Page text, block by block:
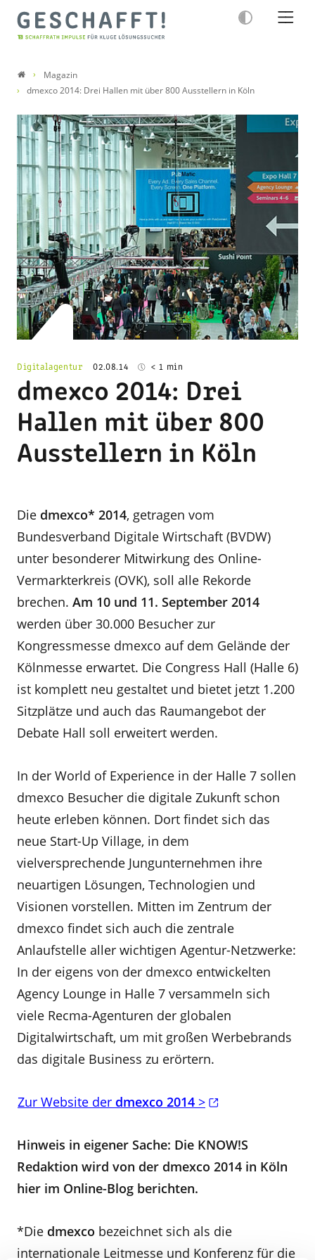
Magazin
dmexco 2014: Drei Hallen mit über 800 Ausstellern in Köln
Digitalagentur 02.08.14 < 1 min
dmexco 2014: Drei
Hallen mit über 800
Ausstellern in Köln
Die dmexco* 2014, getragen vom
Bundesverband Digitale Wirtschaft (BVDW)
unter besonderer Mitwirkung des Online-
Vermarkterkreis (OVK), soll alle Rekorde
brechen. Am 10 und 11. September 2014
werden über 30.000 Besucher zur
Kongressmesse dmexco auf dem Gelände der
Kölnmesse erwartet. Die Congress Hall (Halle 6)
ist komplett neu gestaltet und bietet jetzt 1.200
Sitzplätze und auch das Raumangebot der
Debate Hall soll erweitert werden.
In der World of Experience in der Halle 7 sollen
dmexco Besucher die digitale Zukunft schon
heute erleben können. Dort findet sich das
neue Start-Up Village, in dem
vielversprechende Jungunternehmen ihre
neuartigen Lösungen, Technologien und
Visionen vorstellen. Mitten im Zentrum der
dmexco findet sich auch die zentrale
Anlaufstelle aller wichtigen Agentur-Netzwerke:
In der eigens von der dmexco entwickelten
Agency Lounge in Halle 7 versammeln sich
viele Recma-Agenturen der globalen
Digitalwirtschaft, um mit großen Werbebrands
das digitale Business zu erörtern.
Zur Website der dmexco 2014 >
Hinweis in eigener Sache: Die KNOW!S
Redaktion wird von der dmexco 2014 in Köln
hier im Online-Blog berichten.
*Die dmexco bezeichnet sich als die
internationale Leitmesse und Konferenz für die